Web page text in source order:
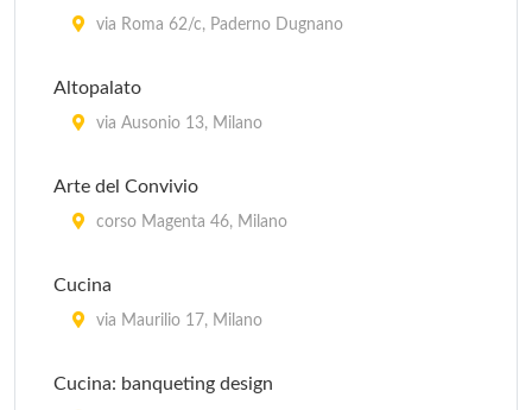
via Roma 62/c, Paderno Dugnano
Altopalato
via Ausonio 13, Milano
Arte del Convivio
corso Magenta 46, Milano
Cucina
via Maurilio 17, Milano
Cucina: banqueting design